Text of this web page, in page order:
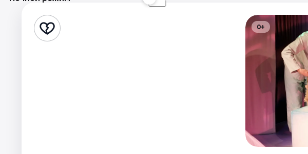
Стендап 0+